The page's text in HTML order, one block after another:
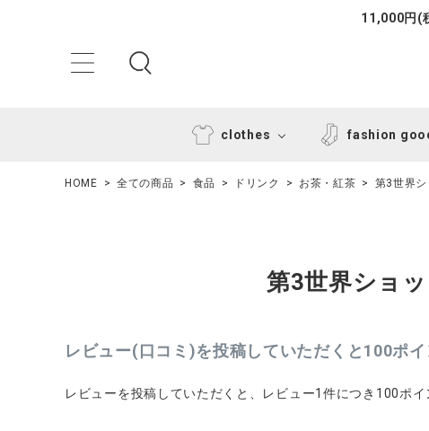
11,000円(
clothes fashion
ようこそ ゲスト 様
ログイン 新規会員登録
HOME 全ての商品 食品 ドリンク お茶・紅茶 第3世界
第3世界ショ
レビュー(口コミ)を投稿していただくと100ポ
レビューを投稿していただくと、レビュー1件につき100ポイ